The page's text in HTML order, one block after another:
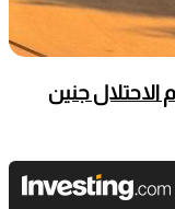
الاحتلال جنين